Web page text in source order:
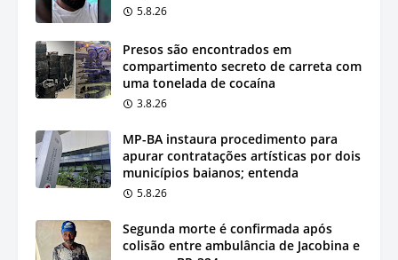
5.8.26
Presos são encontrados em
compartimento secreto de carreta com
uma tonelada de cocaína
3.8.26
MP-BA instaura procedimento para
apurar contratações artísticas por dois
municípios baianos; entenda
5.8.26
Segunda morte é confirmada após
colisão entre ambulância de Jacobina e